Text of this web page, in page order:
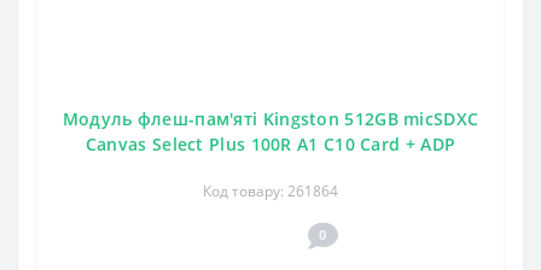
Модуль флеш-пам'яті Kingston 512GB micSDXC
Canvas Select Plus 100R A1 C10 Card + ADP
Код товару: 261864
0